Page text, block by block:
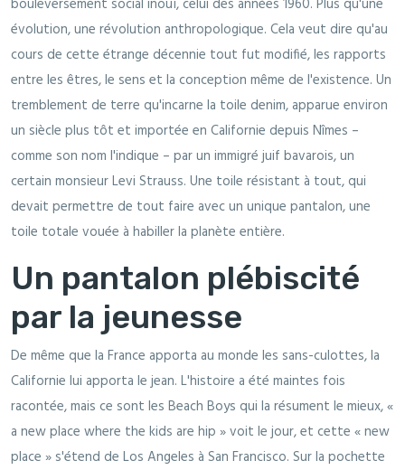
bouleversement social inouï, celui des années 1960. Plus qu'une
évolution, une révolution anthropologique. Cela veut dire qu'au
cours de cette étrange décennie tout fut modifié, les rapports
entre les êtres, le sens et la conception même de l'existence. Un
tremblement de terre qu'incarne la toile denim, apparue environ
un siècle plus tôt et importée en Californie depuis Nîmes –
comme son nom l'indique – par un immigré juif bavarois, un
certain monsieur Levi Strauss. Une toile résistant à tout, qui
devait permettre de tout faire avec un unique pantalon, une
toile totale vouée à habiller la planète entière.
Un pantalon plébiscité
par la jeunesse
De même que la France apporta au monde les sans-culottes, la
Californie lui apporta le jean. L'histoire a été maintes fois
racontée, mais ce sont les Beach Boys qui la résument le mieux, «
a new place where the kids are hip » voit le jour, et cette « new
place » s'étend de Los Angeles à San Francisco. Sur la pochette